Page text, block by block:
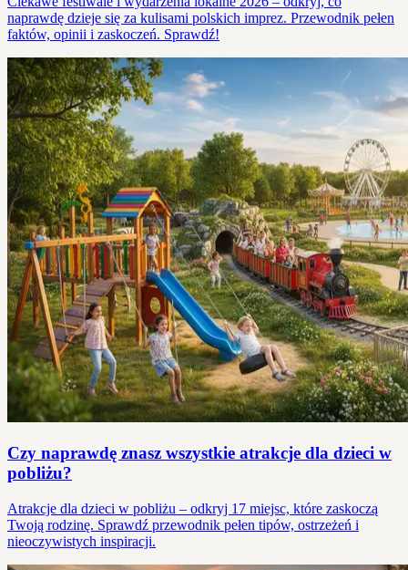
naprawdę dzieje się za kulisami polskich imprez. Przewodnik pełen
faktów, opinii i zaskoczeń. Sprawdź!
Czy naprawdę znasz wszystkie atrakcje dla dzieci w
pobliżu?
Atrakcje dla dzieci w pobliżu – odkryj 17 miejsc, które zaskoczą
Twoją rodzinę. Sprawdź przewodnik pełen tipów, ostrzeżeń i
nieoczywistych inspiracji.